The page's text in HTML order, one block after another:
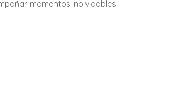
momentos inolvidables!